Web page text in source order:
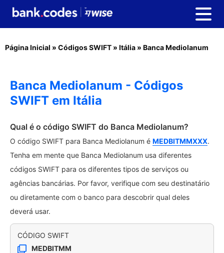
Página Inicial » Códigos SWIFT » Itália » Banca Mediolanum
Banca Mediolanum - Códigos
SWIFT em Itália
Qual é o código SWIFT do Banca Mediolanum?
O código SWIFT para Banca Mediolanum é MEDBITMMXXX.
Tenha em mente que Banca Mediolanum usa diferentes
códigos SWIFT para os diferentes tipos de serviços ou
agências bancárias. Por favor, verifique com seu destinatário
ou diretamente com o banco para descobrir qual deles
deverá usar.
CÓDIGO SWIFT
MEDBITMM